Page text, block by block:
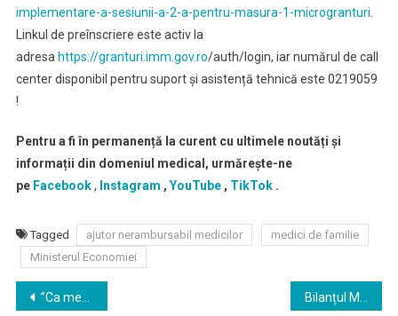
implementare-a-sesiunii-a-2-a-pentru-masura-1-microgranturi
Linkul de preînscriere este activ la
adresa https://granturi.imm.gov.ro/auth/login, iar numărul de call
center disponibil pentru suport și asistență tehnică este 0219059
!
Pentru a fi în permanență la curent cu ultimele noutăți și
informații din domeniul medical, urmărește-ne
pe Facebook, Instagram , YouTube, TikTok.
Tagged ajutor nerambursabil medicilor
medici de familie
Ministerul Economiei
Navigare
”Ca medic și ca președinte al Colegiului Medicilor din România (CMR), analizând și văzând situația dramatică a pandemiei din România, voi susține din acest moment cu toată tăria, sancționarea oricărui medic” Prof. Dr. Daniel Coriu